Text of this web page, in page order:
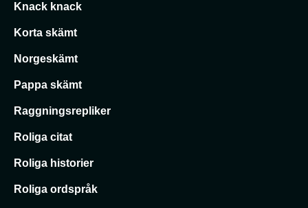
Knack knack
Korta skämt
Norgeskämt
Pappa skämt
Raggningsrepliker
Roliga citat
Roliga historier
Roliga ordspråk